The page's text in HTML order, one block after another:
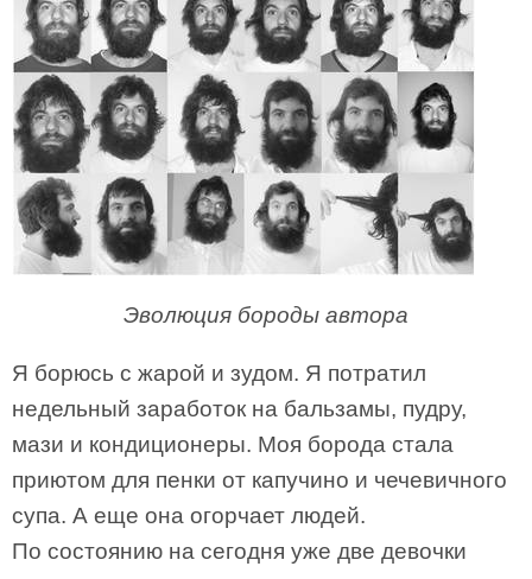
Эволюция бороды автора
Я борюсь с жарой и зудом. Я потратил
недельный заработок на бальзамы, пудру,
мази и кондиционеры. Моя борода стала
приютом для пенки от капучино и чечевичного
супа. А еще она огорчает людей.
По состоянию на сегодня уже две девочки